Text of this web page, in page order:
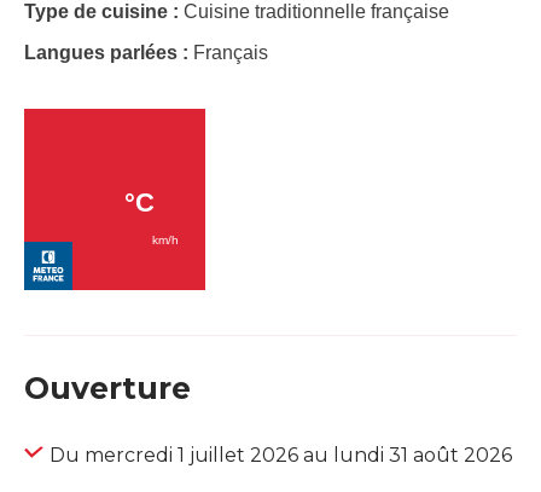
Type de cuisine : Cuisine traditionnelle française
Langues parlées : Français
Ouverture
Du mercredi 1 juillet 2026 au lundi 31 août 2026